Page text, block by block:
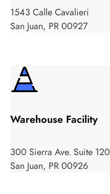
1543 Calle Cavalieri
San Juan, PR 00927
Warehouse Facility
300 Sierra Ave. Suite 120
San Juan, PR 00926